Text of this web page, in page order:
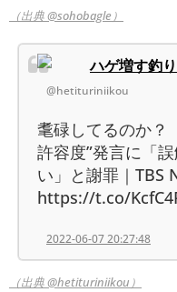
（出典 @sohobagle）
ハゲ増す釣
@hetituriniikou
耄碌してるのか？
許容度”発言に「
い」と謝罪｜TBS
https://t.co/
2022-06-07 20:27:48
（出典 @hetituriniikou）